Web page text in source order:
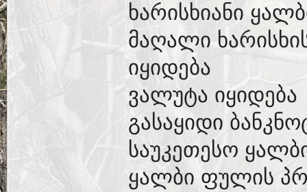
ხარისხიანი
მაღალი
იყიდება
ვალუტა იყიდება
გასაყიდი
საუკეთესო
ყალბი ფულის